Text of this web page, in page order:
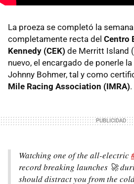
La proeza se completó la
completamente recta del Centro
Kennedy (CEK) de Merritt Island
nuevo, el encargado de ponerle
Johnny Bohmer, tal y como
Mile Racing Association (IMRA).
Watching one of the all-electric
record breaking launches 🚀
should distract you from the